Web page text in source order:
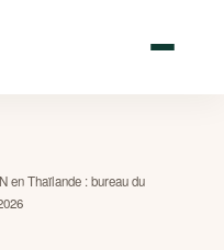
en Thaïlande : bureau du